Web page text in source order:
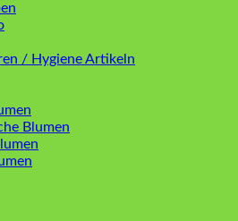
/ Hygiene Artikeln
Blumen